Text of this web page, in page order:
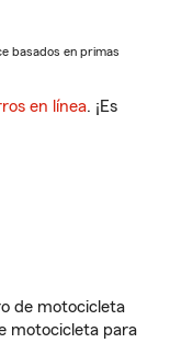
basados en primas
en línea. ¡Es
de motocicleta
motocicleta para